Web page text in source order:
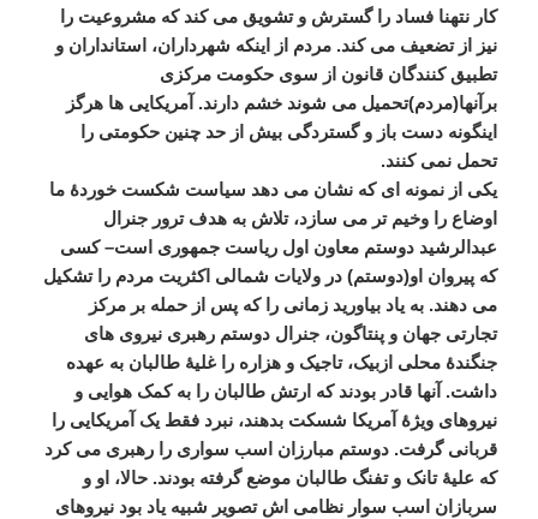
کار نتهنا فساد را گسترش و تشویق می کند که مشروعیت را
نیز
از تضعیف می کند.مردم از اینکه شهرداران، استانداران و
تطبیق کنندگان قانون از سوی حکومت مرکزی
برآنها(مردم)تحمیل می شوند خشم دارند. آمریکایی ها هرگز
اینگونه دست باز و گستردگی بیش از حد چنین حکومتی را
تحمل نمی کنند.
یکی از نمونه ای که نشان می دهد سیاست شکست خوردۀ ما
اوضاع را وخیم تر می سازد، تلاش به هدف ترور جنرال
عبدالرشید دوستم معاون اول ریاست جمهوری است–کسی
که پیروان او(دوستم)در ولایات شمالی اکثریت مردم را
تشکیل
می دهند.به یاد بیاورید زمانی را که پس از حمله بر مرکز
تجارتی جهان و پنتاگون، جنرال دوستم رهبری نیروی های
جنگندۀ محلی ازبیک، تاجیک و هزاره را غلیۀ طالبان به عهده
داشت. آنها قادر بودند که ارتش طالبان را به کمک هوایی و
نیروهای ویژۀ آمریکا شسکت بدهند، نبرد فقط یک آمریکایی را
قربانی گرفت.دوستم مبارزان اسب سواری را رهبری می کرد
که علیۀ تانک و تفنگ طالبان موضع گرفته بودند.حالا، او و
سربازان اسب سوار نظامی اش تصویر شبیه یاد بود نیروهای